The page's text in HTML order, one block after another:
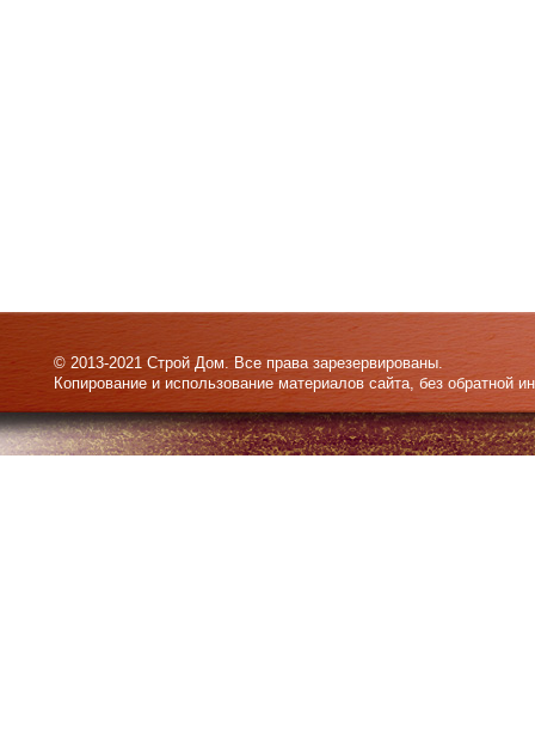
© 2013-2021 Строй Дом. Все права зарезервированы.
Копирование и использование материалов сайта, без обратной